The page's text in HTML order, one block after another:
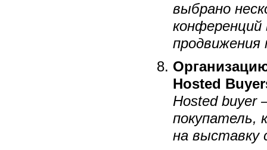
выбрано
Hosted
Hosted buyer
покупатель,
на выставку